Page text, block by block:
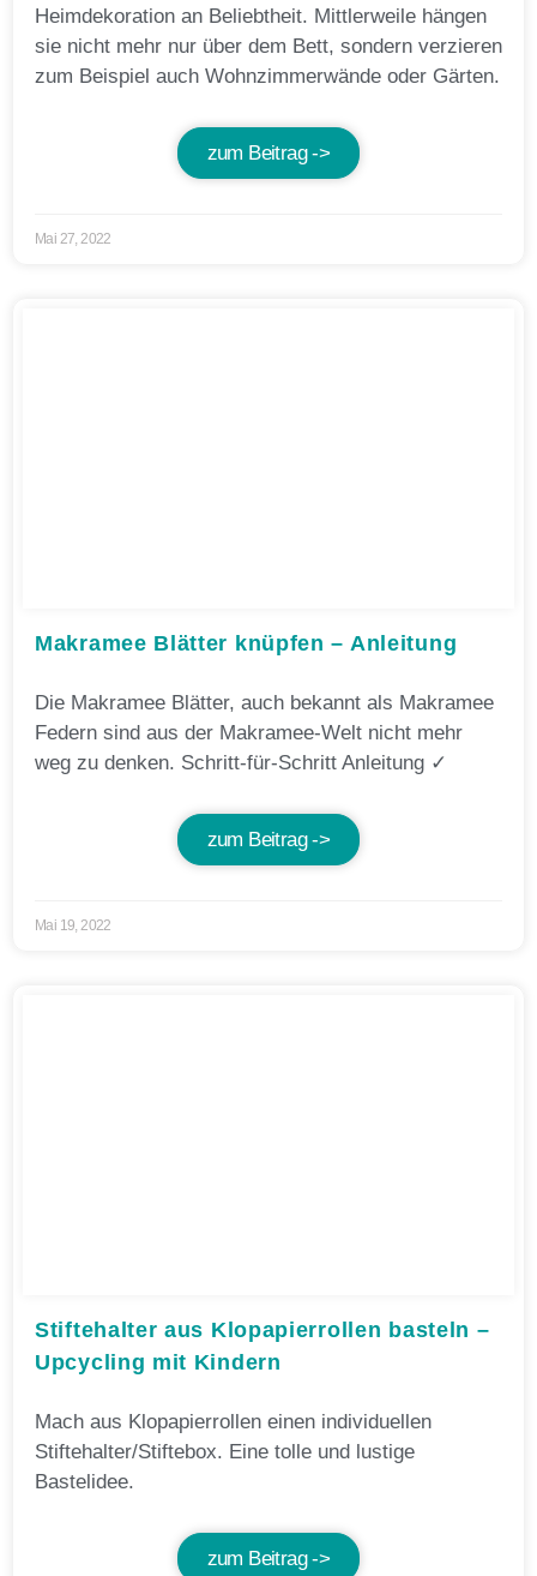
Heimdekoration an Beliebtheit. Mittlerweile hängen
sie nicht mehr nur über dem Bett, sondern verzieren
zum Beispiel auch Wohnzimmerwände oder Gärten.
zum Beitrag ->
Mai 27, 2022
Makramee Blätter knüpfen – Anleitung
Die Makramee Blätter, auch bekannt als Makramee
Federn sind aus der Makramee-Welt nicht mehr
weg zu denken. Schritt-für-Schritt Anleitung ✓
zum Beitrag ->
Mai 19, 2022
Stiftehalter aus Klopapierrollen basteln –
Upcycling mit Kindern
Mach aus Klopapierrollen einen individuellen
Stiftehalter/Stiftebox. Eine tolle und lustige
Bastelidee.
zum Beitrag ->